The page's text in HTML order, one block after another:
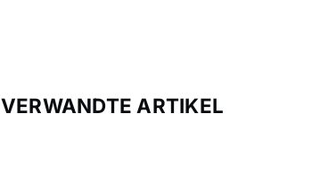
VERWANDTE ARTIKEL